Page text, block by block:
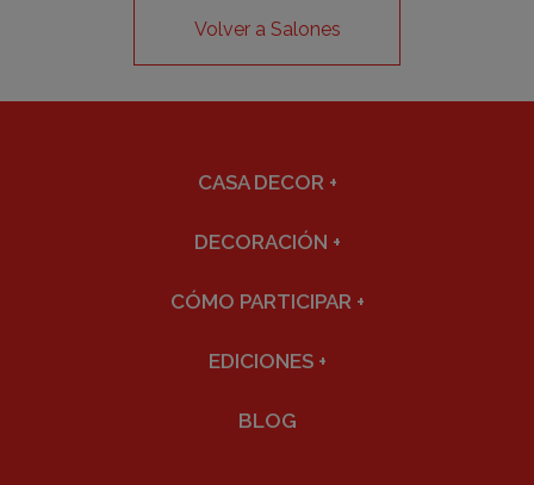
Volver a Salones
CASA DECOR +
DECORACIÓN +
CÓMO PARTICIPAR +
EDICIONES +
BLOG